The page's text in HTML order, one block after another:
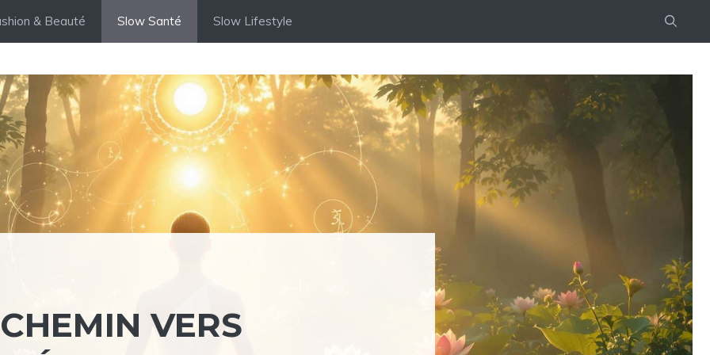
& Beauté Slow Santé Slow Lifestyle
VERS